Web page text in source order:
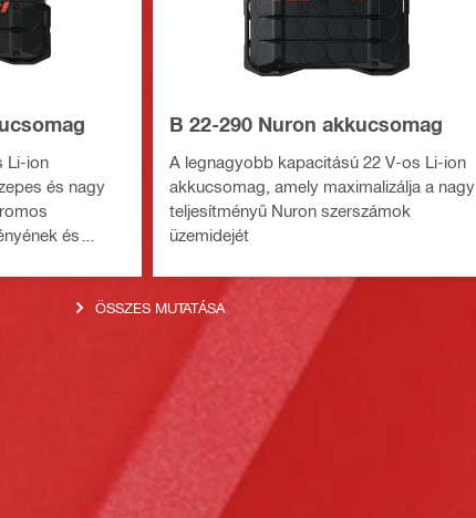
Li-ion
és nagy
és
B 22-290 Nuron akkucsomag
A legnagyobb kapacitású 22 V-os Li-ion
akkucsomag, amely maximalizálja a nagy
teljesítményű Nuron szerszámok
üzemidejét
ÖSSZES MUTATÁSA